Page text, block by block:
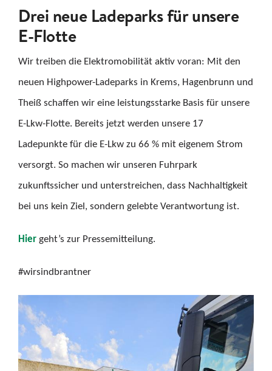
KARRIERE
Suche
nach:
Drei neue Ladeparks für unsere
E-Flotte
Wir treiben die Elektromobilität aktiv voran: Mit den
neuen Highpower-Ladeparks in Krems, Hagenbrunn und
Theiß schaffen wir eine leistungsstarke Basis für unsere
E-Lkw-Flotte. Bereits jetzt werden unsere 17
Ladepunkte für die E-Lkw zu 66 % mit eigenem Strom
versorgt. So machen wir unseren Fuhrpark
zukunftssicher und unterstreichen, dass Nachhaltigkeit
bei uns kein Ziel, sondern gelebte Verantwortung ist.
Hier geht’s zur Pressemitteilung.
#wirsindbrantner